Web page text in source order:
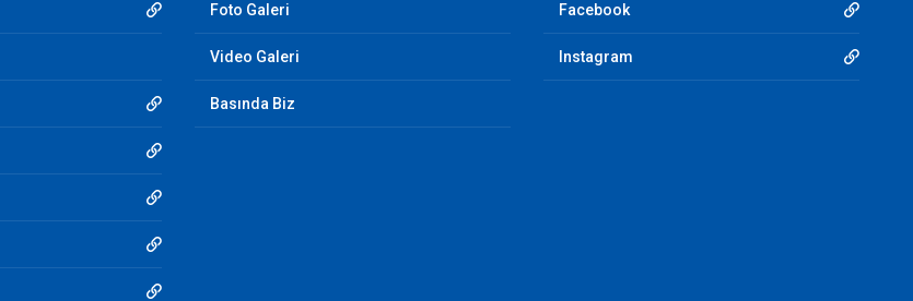
Foto Galeri
Video Galeri
Basında Biz
Facebook
Instagram